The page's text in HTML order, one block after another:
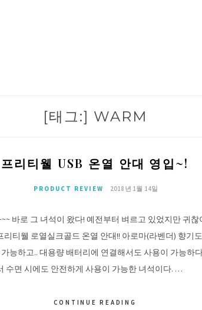
[태그:] WARM
프리티웰 USB 온열 안대 영입~!
PRODUCT REVIEW 2018년 1월 14일
바로 그 녀석이 왔다! 예전부터 벼르고 있었지만 귀
리티웰 로열실크골드 온열 안대!! 아로마(라벤더) 향기
능하고.. 대용량 배터리에 연결해서도 사용이 가능하
수면 시에도 안전하게 사용이 가능한 녀석이다. …
CONTINUE READING